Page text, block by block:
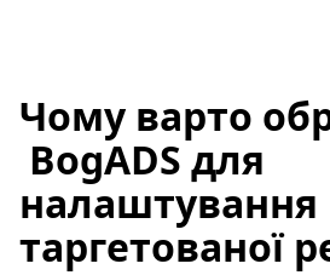
Чому варто
BogADS для
налаштування
таргетованої